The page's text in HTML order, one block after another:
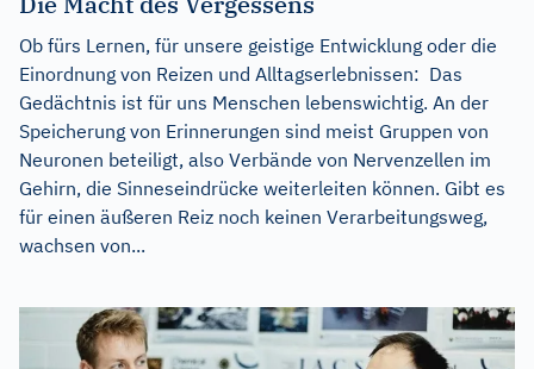
Ob fürs Lernen, für unsere geistige Entwicklung oder die
Einordnung von Reizen und Alltagserlebnissen: Das
Gedächtnis ist für uns Menschen lebenswichtig. An der
Speicherung von Erinnerungen sind meist Gruppen von
Neuronen beteiligt, also Verbände von Nervenzellen im
Gehirn, die Sinneseindrücke weiterleiten können. Gibt es
für einen äußeren Reiz noch keinen Verarbeitungsweg,
wachsen von...